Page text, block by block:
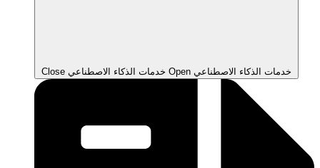
Close خدمات الذكاء الاصطناعي Open خدمات الذكاء الاصطناعي